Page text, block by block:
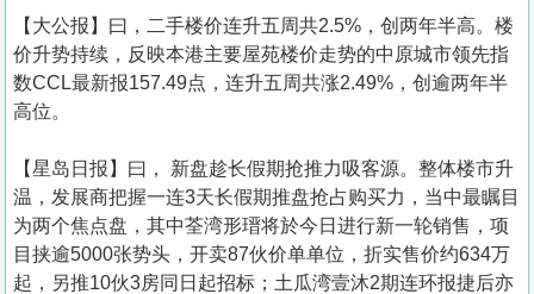
【大公报】曰，二手楼价连升五周共2.5%，创两年半高。楼
价升势持续，反映本港主要屋苑楼价走势的中原城市领先指
数CCL最新报157.49点，连升五周共涨2.49%，创逾两年半
高位。
【星岛日报】曰， 新盘趁长假期抢推力吸客源。整体楼市升
温，发展商把握一连3天长假期推盘抢占购买力，当中最瞩目
为两个焦点盘，其中荃湾形瑨将於今日进行新一轮销售，项
目挟逾5000张势头，开卖87伙价单单位，折实售价约634万
起，另推10伙3房同日起招标；土瓜湾壹沐2期连环报捷后亦